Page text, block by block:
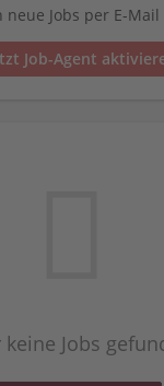
neue Jobs per E-
Job-Agent
keine Jobs